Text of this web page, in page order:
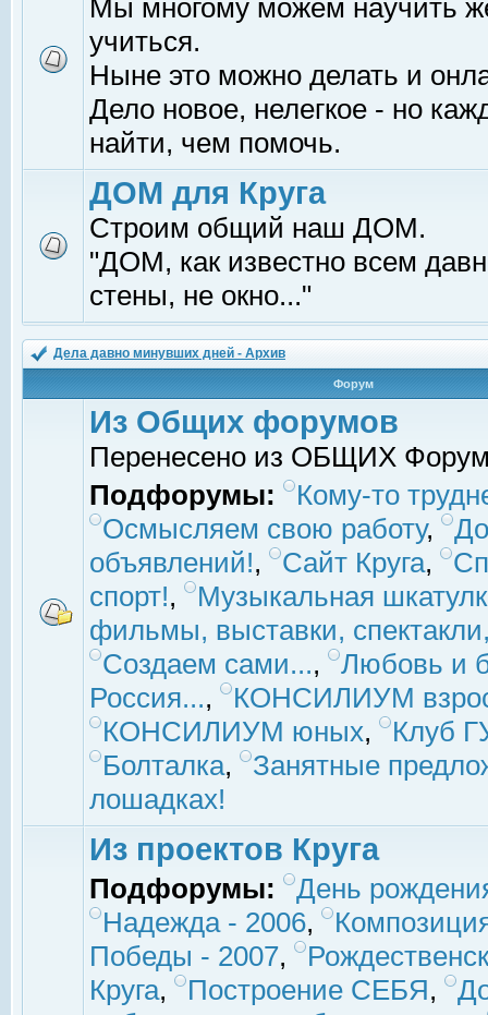
Мы многому можем научить
учиться.
Ныне это можно делать и
Дело новое, нелегкое - но
найти, чем помочь.
ДОМ для Круга
Строим общий наш ДОМ.
"ДОМ, как известно всем
стены, не окно..."
Дела давно минувших дней - Архив
Форум
Из Общих форумов
Перенесено из ОБЩИХ
Подфорумы:
Кому-то
Осмысляем свою работу,
объявлений!, Сайт Круга,
спорт!,
Музыкальная
фильмы, выставки,
Создаем сами...,
Любовь и
Россия...,
КОНСИЛИУМ
КОНСИЛИУМ юных,
Клуб
Болталка,
Занятные
лошадках!
Из проектов Круга
Подфорумы:
День
Надежда - 2006,
Победы - 2007,
Круга, Построение СЕБЯ,